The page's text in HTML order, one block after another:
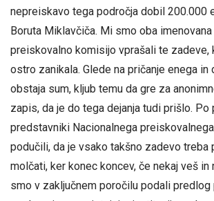
nepreiskavo tega področja dobil 200.000
Boruta Miklavčiča. Mi smo oba
preiskovalno komisijo vprašali te zadeve,
ostro zanikala. Glede na pričanje enega in
obstaja sum, kljub temu da gre za
zapis, da je do tega dejanja tudi prišlo. Po
predstavniki Nacionalnega
podučili, da je vsako takšno zadevo treba
molčati, ker konec koncev, če nekaj veš in
smo v zaključnem poročilu podali